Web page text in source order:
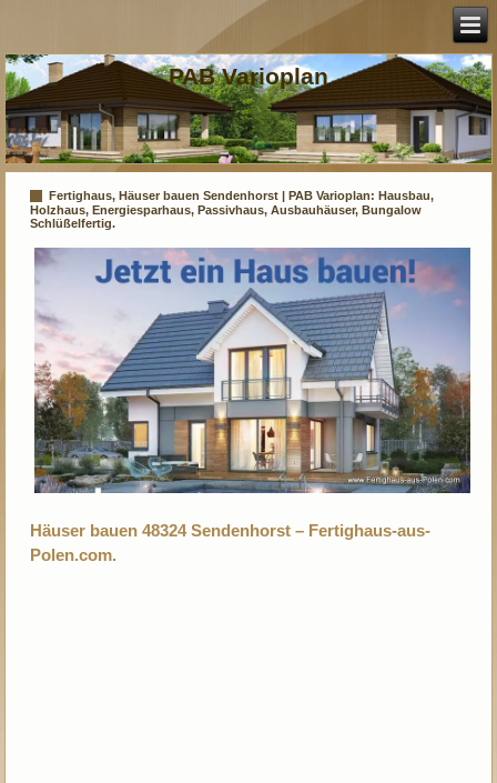
PAB Varioplan
Fertighaus, Häuser bauen Sendenhorst | PAB Varioplan: Hausbau,
Holzhaus, Energiesparhaus, Passivhaus, Ausbauhäuser, Bungalow
Schlüßelfertig.
Häuser bauen 48324 Sendenhorst – Fertighaus-aus-
Polen.com.